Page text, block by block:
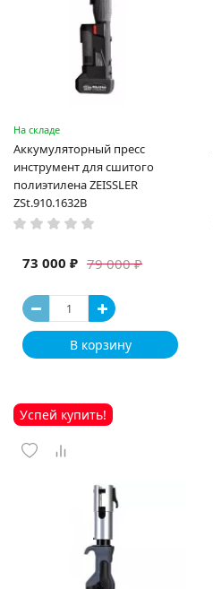
На складе
Аккумуляторный пресс
инструмент для сшитого
полиэтилена ZEISSLER
ZSt.910.1632B
79 000 ₽
73 000 ₽
В корзину
Успей купить!